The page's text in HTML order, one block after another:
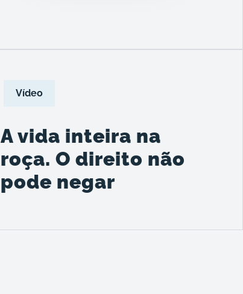
Vídeo
A vida inteira na
roça. O direito não
pode negar